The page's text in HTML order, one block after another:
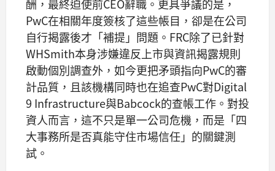
酬，最終迫使前CEO辭職。更具爭議的是，
PwC在相關年度簽核了這些帳目，卻是在公司
自行揭露後才「補提」問題。FRC除了已針對
WHSmith本身涉嫌違反上市與資訊揭露規則
啟動個別調查外，如今更把矛頭指向PwC的審
計品質，且該機構同時也在追查PwC對Digital
9 Infrastructure與Babcock的查帳工作。對投
資人而言，這不只是單一公司危機，而是「四
大事務所是否真能守住市場信任」的關鍵測
試。